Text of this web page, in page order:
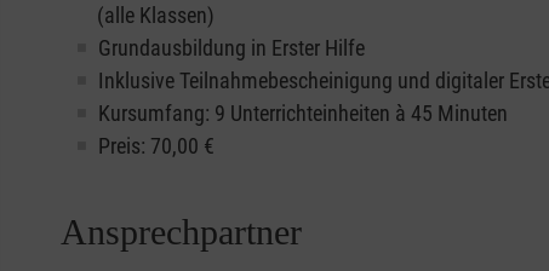
(alle Klassen)
Grundausbildung in Erster Hilfe
Inklusive Teilnahmebescheinigung und digitaler
Kursumfang: 9 Unterrichteinheiten à 45 Minuten
Preis: 70,00 €
Ansprechpartner